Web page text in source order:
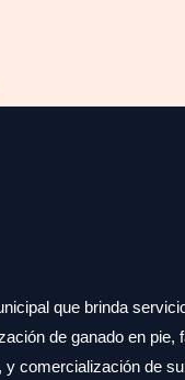
que brinda
de ganado en pie,
comercialización de